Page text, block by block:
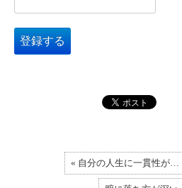
« 自分の人生に一貫性が…